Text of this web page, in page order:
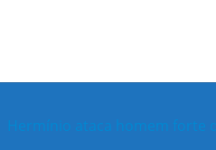
Hermínio ataca homem forte